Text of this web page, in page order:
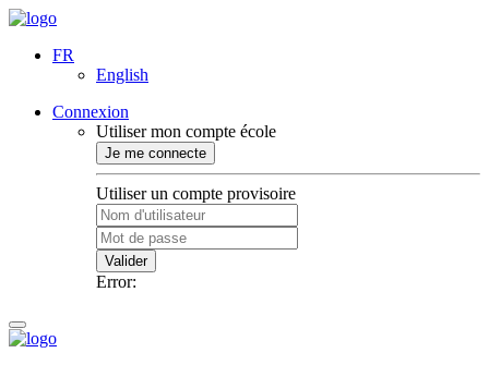
FR
English
Connexion
Utiliser mon compte école
Je me connecte
Utiliser un compte provisoire
Valider
Error: